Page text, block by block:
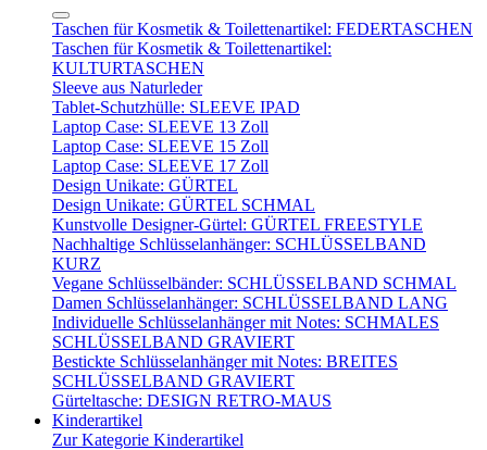
Taschen für Kosmetik & Toilettenartikel: FEDERTASCHEN
Taschen für Kosmetik & Toilettenartikel:
KULTURTASCHEN
Sleeve aus Naturleder
Tablet-Schutzhülle: SLEEVE IPAD
Laptop Case: SLEEVE 13 Zoll
Laptop Case: SLEEVE 15 Zoll
Laptop Case: SLEEVE 17 Zoll
Design Unikate: GÜRTEL
Design Unikate: GÜRTEL SCHMAL
Kunstvolle Designer-Gürtel: GÜRTEL FREESTYLE
Nachhaltige Schlüsselanhänger: SCHLÜSSELBAND
KURZ
Vegane Schlüsselbänder: SCHLÜSSELBAND SCHMAL
Damen Schlüsselanhänger: SCHLÜSSELBAND LANG
Individuelle Schlüsselanhänger mit Notes: SCHMALES
SCHLÜSSELBAND GRAVIERT
Bestickte Schlüsselanhänger mit Notes: BREITES
SCHLÜSSELBAND GRAVIERT
Gürteltasche: DESIGN RETRO-MAUS
Kinderartikel
Zur Kategorie Kinderartikel